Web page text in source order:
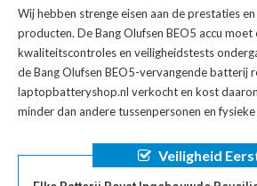
Wij hebben strenge eisen aan de prestaties
producten. DeBang Olufsen BEO5 accu moet
kwaliteitscontroles en veiligheidstests
deBang Olufsen BEO5-vervangende batterij
laptopbatteryshop.nl verkocht en kost
minder dan andere tussenpersonen en fysieke
Veiligheid